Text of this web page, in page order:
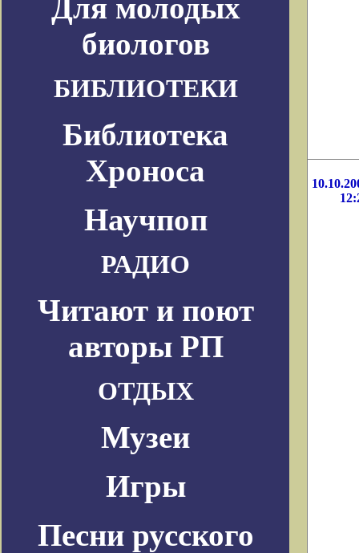
Для молодых
биологов
БИБЛИОТЕКИ
Библиотека
Хроноса
Научпоп
РАДИО
Читают и поют
авторы РП
ОТДЫХ
Музеи
Игры
Песни русского